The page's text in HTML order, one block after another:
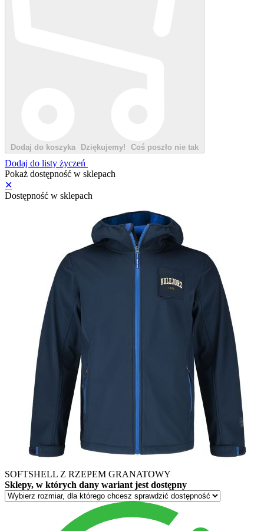
Dodaj do koszyka Dziękujemy! Coś poszło nie tak
Dodaj do listy życzeń
Pokaż dostępność w sklepach
✕
Dostępność w sklepach
SOFTSHELL Z RZEPEM GRANATOWY
Sklepy, w których dany wariant jest dostępny